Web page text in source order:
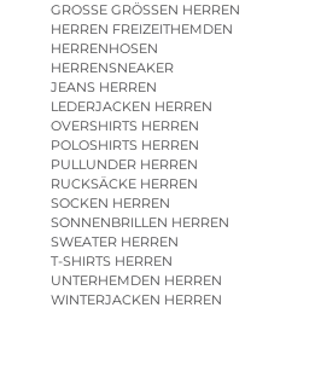
GROSSE GRÖSSEN HERREN
HERREN FREIZEITHEMDEN
HERRENHOSEN
HERRENSNEAKER
JEANS HERREN
LEDERJACKEN HERREN
OVERSHIRTS HERREN
POLOSHIRTS HERREN
PULLUNDER HERREN
RUCKSÄCKE HERREN
SOCKEN HERREN
SONNENBRILLEN HERREN
SWEATER HERREN
T-SHIRTS HERREN
UNTERHEMDEN HERREN
WINTERJACKEN HERREN